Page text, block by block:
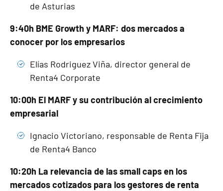
de Asturias
9:40h BME Growth y MARF: dos mercados a
conocer por los empresarios
Elías Rodriguez Viña, director general de
Renta4 Corporate
10:00h El MARF y su contribución al crecimiento
empresarial
Ignacio Victoriano, responsable de Renta Fija
de Renta4 Banco
10:20h La relevancia de las small caps en los
mercados cotizados para los gestores de renta